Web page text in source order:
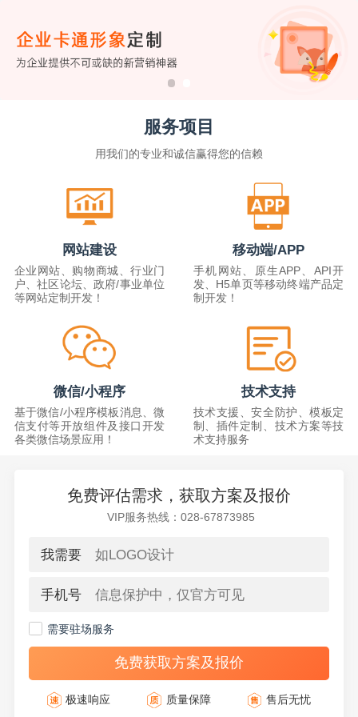
服务项目
用我们的专业和诚信赢得您的信赖
网站建设
企业网站、购物商城、行业门
户、社区论坛、政府/事业单位
等网站定制开发！
移动端/APP
手机网站、原生APP、API开
发、H5单页等移动终端产品定
制开发！
微信/小程序
基于微信/小程序模板消息、微
信支付等开放组件及接口开发
各类微信场景应用！
技术支持
技术支援、安全防护、模板定
制、插件定制、技术方案等技
术支持服务
免费评估需求，获取方案及报价
VIP服务热线：028-67873985
我需要
手机号
需要驻场服务
免费获取方案及报价
极速响应 质量保障 售后无忧